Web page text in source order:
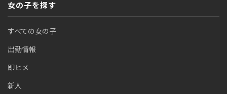
女の子を探す
すべての女の子
出勤情報
即ヒメ
新人